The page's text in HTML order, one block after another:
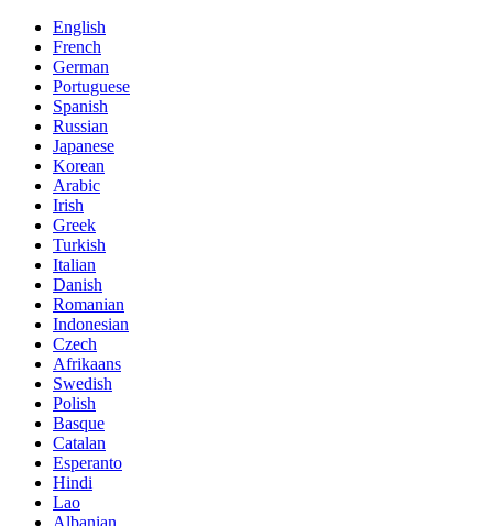
English
French
German
Portuguese
Spanish
Russian
Japanese
Korean
Arabic
Irish
Greek
Turkish
Italian
Danish
Romanian
Indonesian
Czech
Afrikaans
Swedish
Polish
Basque
Catalan
Esperanto
Hindi
Lao
Albanian